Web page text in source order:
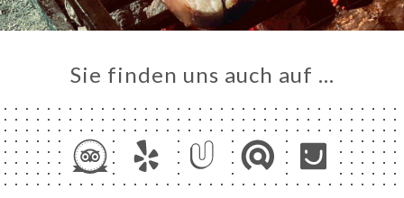
Sie finden uns auch auf …